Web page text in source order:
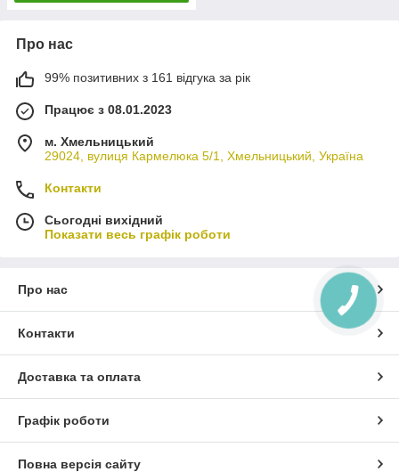
Про нас
99% позитивних з 161 відгука за рік
Працює з 08.01.2023
м. Хмельницький
29024, вулиця Кармелюка 5/1, Хмельницький, Україна
Контакти
Сьогодні вихідний
Показати весь графік роботи
Про нас
Контакти
Доставка та оплата
Графік роботи
Повна версія сайту